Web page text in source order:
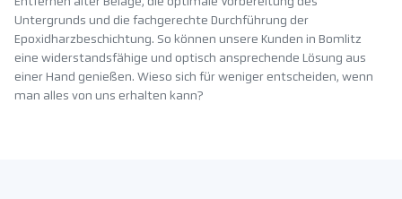
Untergrunds und die fachgerechte Durchführung der
Epoxidharzbeschichtung. So können unsere Kunden in Bomlitz
eine widerstandsfähige und optisch ansprechende Lösung aus
einer Hand genießen. Wieso sich für weniger entscheiden, wenn
man alles von uns erhalten kann?